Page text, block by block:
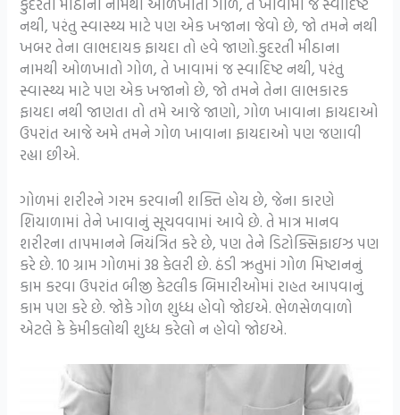
નથી, પરંતુ સ્વાસ્થ્ય માટે પણ એક ખજાના જેવો છે, જો તમને નથી
ખબર તેના લાભદાયક ફાયદા તો હવે જાણો.કુદરતી મીઠાના
નામથી ઓળખાતો ગોળ, તે ખાવામાં જ સ્વાદિષ્ટ નથી, પરંતુ
સ્વાસ્થ્ય માટે પણ એક ખજાનો છે, જો તમને તેના લાભકારક
ફાયદા નથી જાણતા તો તમે આજે જાણો, ગોળ ખાવાના ફાયદાઓ
ઉપરાંત આજે અમે તમને ગોળ ખાવાના ફાયદાઓ પણ જણાવી
રહ્યા છીએ.
ગોળમાં શરીરને ગરમ કરવાની શક્તિ હોય છે, જેના કારણે
શિયાળામાં તેને ખાવાનું સૂચવવામાં આવે છે. તે માત્ર માનવ
શરીરના તાપમાનને નિયંત્રિત કરે છે, પણ તેને ડિટોક્સિફાઇઝ પણ
કરે છે. 10 ગ્રામ ગોળમાં 38 કેલરી છે. ઠંડી ઋતુમાં ગોળ મિષ્ટાનનું
કામ કરવા ઉપરાંત બીજી કેટલીક બિમારીઓમાં રાહત આપવાનું
કામ પણ કરે છે. જોકે ગોળ શુધ્ધ હોવો જોઇએ. ભેળસેળવાળો
એટલે કે કેમીકલોથી શુધ્ધ કરેલો ન હોવો જોઇએ.